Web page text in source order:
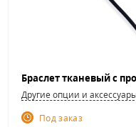
Браслет тканевый с
Другие опции и
Под заказ